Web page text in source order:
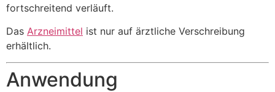
fortschreitend verläuft.
Das Arzneimittel ist nur auf ärztliche Verschreibung
erhältlich.
Anwendung